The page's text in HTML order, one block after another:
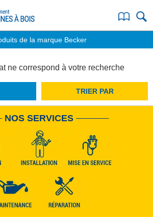
de la marque Becker
ne correspond à votre recherche
TRIER PAR
NOS SERVICES